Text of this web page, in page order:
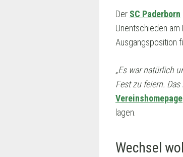
Der SC Paderborn
Unentschieden
Ausgangsposition
„Es war natürlich
Fest zu feiern.
Vereinshomepage
lagen.
Wechsel